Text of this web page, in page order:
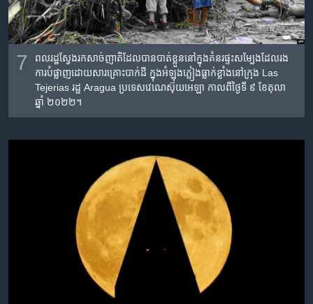
7
ពលរដ្ឋ​ស្វែងរក​សាច់ញាតិ​ដែល​បាន​បាត់ខ្លួន​នៅ​ក្នុង​គំនរ​ផ្ទះសម្បែង​ដែល​រង​
ការ​បំផ្លាញ​ដោយសារ​គ្រោះ​បាក់ដី​ ក្នុង​អំឡុង​​ភ្លៀងធ្លាក់ខ្លាំង​នៅ​ក្រុង Las
Tejerias រដ្ឋ Aragua ប្រទេស​វេណេស៊ុយអេឡា កាល​ពី​ថ្ងៃ​ទី ៩ ខែ​តុលា
ឆ្នាំ​ ២០២២។